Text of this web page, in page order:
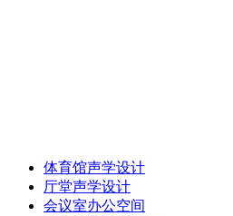
体育馆声学设计
厅堂声学设计
会议室办公空间